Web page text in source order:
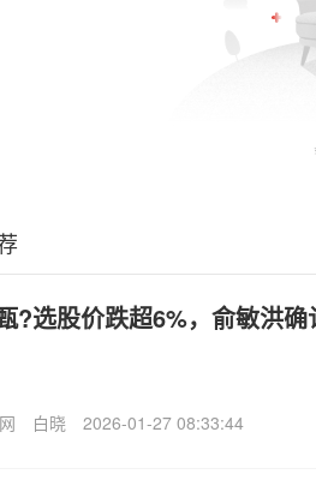
?选股价跌超6%，俞敏洪
白晓 2026-01-27 08:33:44